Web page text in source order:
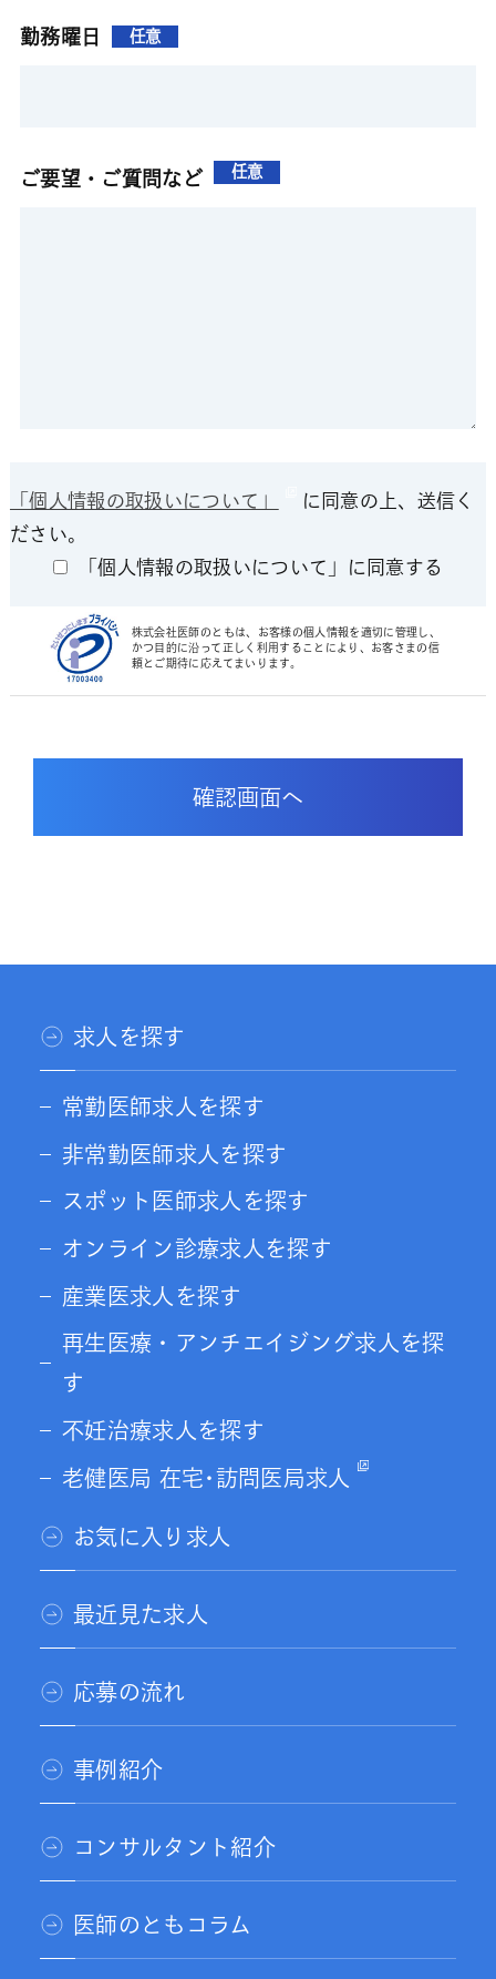
勤務曜日 任意
ご要望・ご質問など 任意
「個人情報の取扱いについて」
に同意の上、送信く
ださい。
「個人情報の取扱いについて」に同意する
株式会社医師のともは、お客様の個人情報を適切に管理し、
かつ目的に沿って正しく利用することにより、お客さまの信
頼とご期待に応えてまいります。
求人を探す
常勤医師求人を探す
非常勤医師求人を探す
スポット医師求人を探す
オンライン診療求人を探す
産業医求人を探す
再生医療・アンチエイジング求人を探
す
不妊治療求人を探す
老健医局 在宅･訪問医局求人
お気に入り求人
最近見た求人
応募の流れ
事例紹介
コンサルタント紹介
医師のともコラム